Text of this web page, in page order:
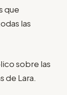
que
las
sobre las
de Lara.